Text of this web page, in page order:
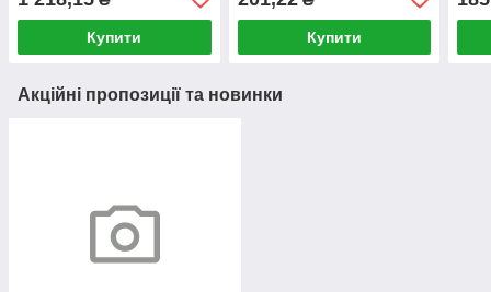
Купити Купити
Акційні пропозиції та новинки